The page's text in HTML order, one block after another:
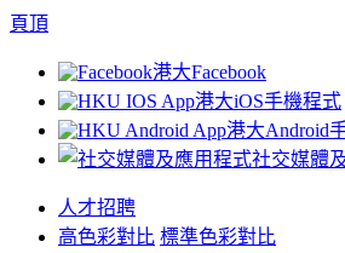
頁頂
港大Facebook
港大iOS手機程式
港大Android
社交媒體
人才招聘
高色彩對比 標準色彩對比